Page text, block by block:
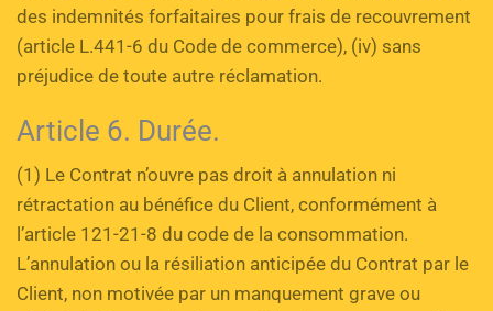
des indemnités forfaitaires pour frais de recouvrement
(article L.441-6 du Code de commerce), (iv) sans
préjudice de toute autre réclamation.
Article 6. Durée.
(1) Le Contrat n’ouvre pas droit à annulation ni
rétractation au bénéfice du Client, conformément à
l’article 121-21-8 du code de la consommation.
L’annulation ou la résiliation anticipée du Contrat par le
Client, non motivée par un manquement grave ou